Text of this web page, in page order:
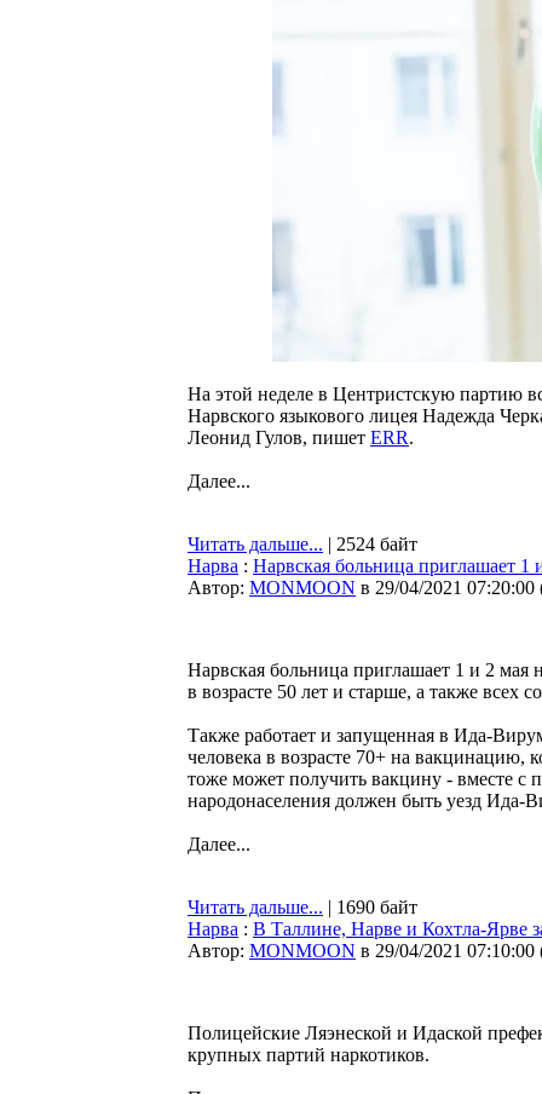
На этой неделе в Центристскую партию
Нарвского языкового лицея Надежда
Леонид Гулов, пишет ERR.
Далее...
Читать дальше... | 2524 байт
Нарва : Нарвская больница приглашает
Автор: MONMOON в 29/04/2021 07:20:00
Нарвская больница приглашает 1 и 2 мая
в возрасте 50 лет и старше, а также всех
Также работает и запущенная в Ида-
человека в возрасте 70+ на
тоже может получить вакцину - вместе с
народонаселения должен быть уезд Ида-
Далее...
Читать дальше... | 1690 байт
Нарва : В Таллине, Нарве и Кохтла-Ярве
Автор: MONMOON в 29/04/2021 07:10:00
Полицейские Ляэнеской и Идаской
крупных партий наркотиков.